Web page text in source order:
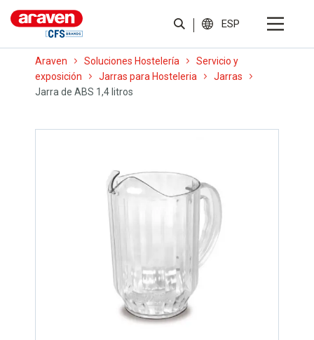
ESP
Araven Soluciones Hostelería
Servicio y
exposición
Jarras para Hosteleria
Jarras
Jarra de ABS 1,4 litros